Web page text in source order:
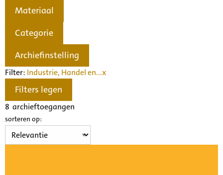
Materiaal
Categorie
Archiefinstelling
Filter: Industrie, Handel en...x
Filters legen
8 archieftoegangen
sorteren op: